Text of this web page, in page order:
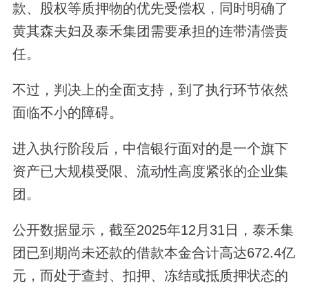
款、股权等质押物的优先受偿权，同时明确了
黄其森夫妇及泰禾集团需要承担的连带清偿责
任。
不过，判决上的全面支持，到了执行环节依然
面临不小的障碍。
进入执行阶段后，中信银行面对的是一个旗下
资产已大规模受限、流动性高度紧张的企业集
团。
公开数据显示，截至2025年12月31日，泰禾集
团已到期尚未还款的借款本金合计高达672.4亿
元，而处于查封、扣押、冻结或抵质押状态的